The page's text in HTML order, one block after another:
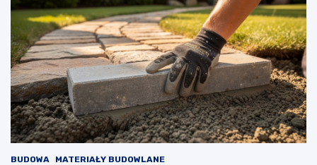
BUDOWA MATERIAŁY BUDOWLANE